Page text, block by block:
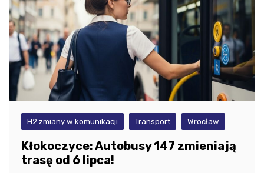
H2 zmiany w komunikacji Transport Wrocław
Kłokoczyce: Autobusy 147 zmieniają
trasę od 6 lipca!